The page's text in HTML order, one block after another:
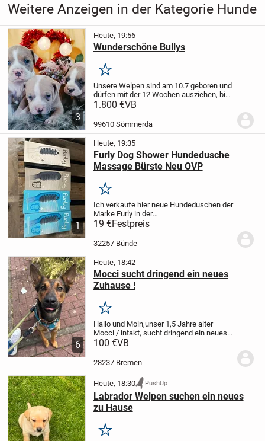
Weitere Anzeigen in der Kategorie Hunde
3
Heute, 19:56
Wunderschöne Bullys
Merken
Unsere Welpen sind am 10.7 geboren und
dürfen mit der 12 Wochen ausziehen, bis
dahin sind sie mehrfach entwurmt,
Ausweis.Beide Eltern sind vor Ort, Mama...
1.800 €VB
99610 Sömmerda
1
Heute, 19:35
Furly Dog Shower Hundedusche
Massage Bürste Neu OVP
Merken
Ich verkaufe hier neue Hundeduschen der
Marke Furly in der
Originalverpackung.
Helfer vereinen das Waschen des
Hundes mit einer angenehmen
19 €Festpreis
32257 Bünde
6
Heute, 18:42
Mocci sucht dringend ein neues
Zuhause !
Merken
Hallo und Moin,unser 1,5 Jahre alter
Mocci / intakt, sucht dringend ein neues
zu Hause. Wir hatten bereits ein neues zu
kurzfristig nicht mehr, da sich dort...
100 €VB
28237 Bremen
Heute, 18:30 PushUp
Labrador Welpen suchen ein neues
zu Hause
Merken